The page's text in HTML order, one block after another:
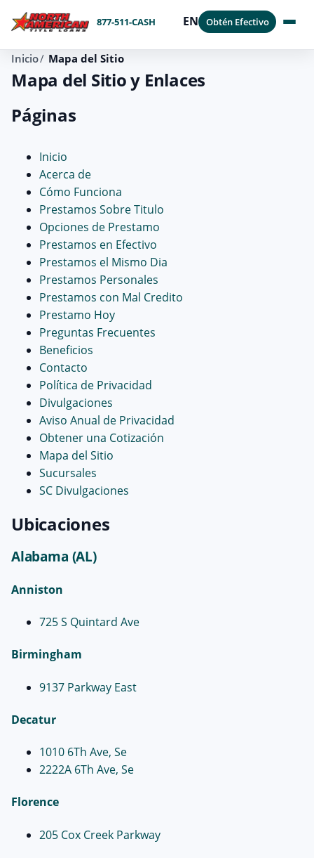
877-511-CASH EN Obtén Efectivo
Inicio Mapa del Sitio
Mapa del Sitio y Enlaces
Páginas
Inicio
Acerca de
Cómo Funciona
Prestamos Sobre Titulo
Opciones de Prestamo
Prestamos en Efectivo
Prestamos el Mismo Dia
Prestamos Personales
Prestamos con Mal Credito
Prestamo Hoy
Preguntas Frecuentes
Beneficios
Contacto
Política de Privacidad
Divulgaciones
Aviso Anual de Privacidad
Obtener una Cotización
Mapa del Sitio
Sucursales
SC Divulgaciones
Ubicaciones
Alabama (AL)
Anniston
725 S Quintard Ave
Birmingham
9137 Parkway East
Decatur
1010 6Th Ave, Se
2222A 6Th Ave, Se
Florence
205 Cox Creek Parkway